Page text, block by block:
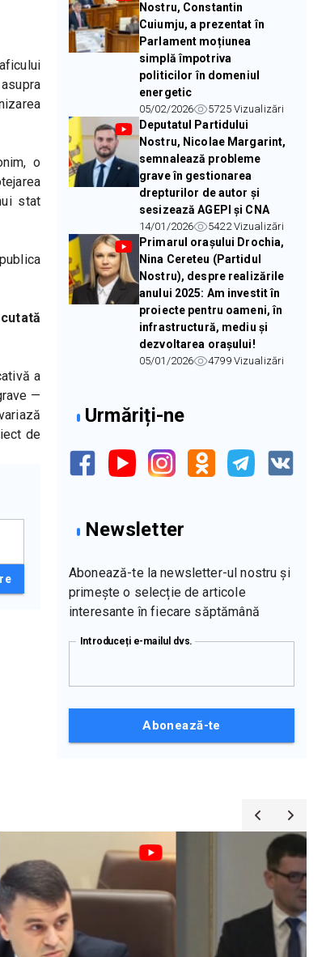
o
stat
a
—
de
Nostru, Constantin
Cuiumju, a prezentat în
Parlament moțiunea
simplă împotriva
politicilor în domeniul
energetic
05/02/2026 5725Vizualizări
Deputatul Partidului
Nostru, Nicolae Margarint,
semnalează probleme
grave în gestionarea
drepturilor de autor și
sesizează AGEPI și CNA
14/01/2026 5422Vizualizări
Primarul orașului Drochia,
Nina Cereteu (Partidul
Nostru), despre realizările
anului 2025: Am investit în
proiecte pentru oameni, în
infrastructură, mediu și
dezvoltarea orașului!
05/01/2026 4799Vizualizări
Urmăriți-ne
Newsletter
Abonează-te la newsletter-ul nostru și
primește o selecție de articole
interesante în fiecare săptămână
Introduceți e-mailul dvs.
Abonează-te